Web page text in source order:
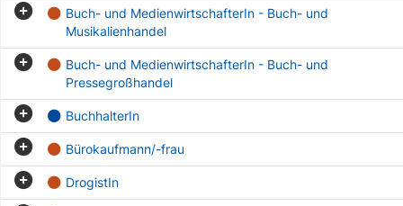
Buch- und MedienwirtschafterIn - Buch- und
Musikalienhandel
Buch- und MedienwirtschafterIn - Buch- und
Pressegroßhandel
BuchhalterIn
Bürokaufmann/-frau
DrogistIn